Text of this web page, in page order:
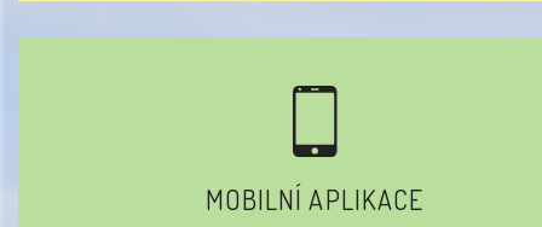
MOBILNÍ APLIKACE